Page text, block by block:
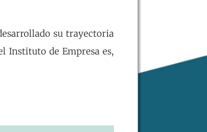
su trayectoria
Instituto de Empresa es,